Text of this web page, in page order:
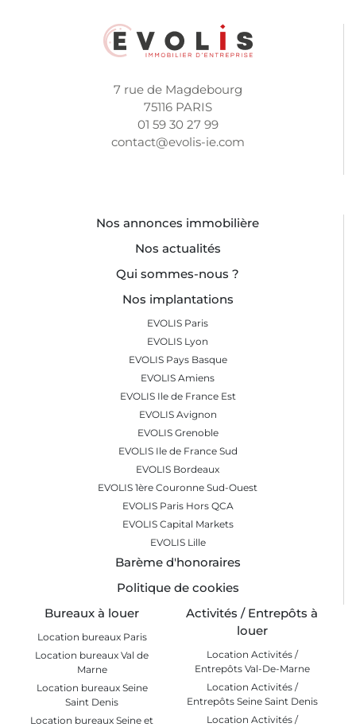
bien dimensionné vous permettra de maximiser votre
efficacité et de mieux organiser vos activités.
Vérifiez les conditions du bail : durée, options de
renouvellement, charges et dépôt de garantie. Chez
Evolis, nous vous accompagnons pour trouver une
solution adaptée à votre budget et vos contraintes
opérationnelles en vous proposant des locaux situés
Evolis vous apporte une expertise approfondie du
marché local et vous accompagne à chaque étape de
votre recherche. Nous mettons notre réseau et notre
expérience à votre service pour vous proposer les
meilleures opportunités d'entrepôts, bureaux et locaux à
Contactez-nous dès aujourd'hui pour trouver l'entrepôt
ou le local idéal pour votre activité !
7 rue de Magdebourg
75116 PARIS
01 59 30 27 99
contact@evolis-ie.com
Nos annonces immobilière
Nos actualités
Qui sommes-nous ?
Nos implantations
EVOLIS Paris
EVOLIS Lyon
EVOLIS Pays Basque
EVOLIS Amiens
EVOLIS Ile de France Est
EVOLIS Avignon
EVOLIS Grenoble
EVOLIS Ile de France Sud
EVOLIS Bordeaux
EVOLIS 1ère Couronne Sud-Ouest
EVOLIS Paris Hors QCA
EVOLIS Capital Markets
EVOLIS Lille
Barème d'honoraires
Politique de cookies
Bureaux à louer
Location bureaux Paris
Location bureaux Val de
Marne
Location bureaux Seine
Saint Denis
Location bureaux Seine et
Activités / Entrepôts à
louer
Location Activités /
Entrepôts Val-De-Marne
Location Activités /
Entrepôts Seine Saint Denis
Location Activités /